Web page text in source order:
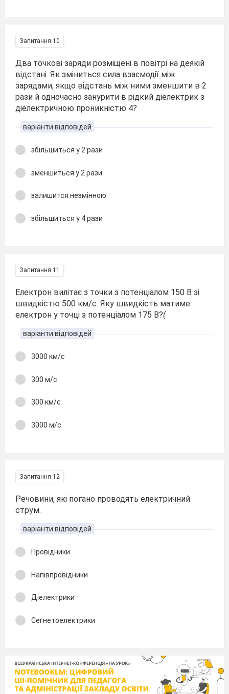
Запитання 10
Два точкові заряди розміщені в повітрі на деякій
відстані. Як зміниться сила взаємодії між
зарядами, якщо відстань між ними зменшити в 2
рази й одночасно занурити в рідкий діелектрик з
діелектричною проникністю 4?
варіанти відповідей
збільшиться у 2 рази
зменшиться у 2 рази
залишится незмінною
збільшиться у 4 рази
Запитання 11
Електрон вилітає з точки з потенціалом 150 В зі
швидкістю 500 км/с. Яку швидкість матиме
електрон у точці з потенціалом 175 В?(
варіанти відповідей
3000 км/с
300 м/с
300 км/с
3000 м/с
Запитання 12
Речовини, які погано проводять електричний
струм.
варіанти відповідей
Провідники
Напівпровідники
Діелектрики
Сегнетоелектрики